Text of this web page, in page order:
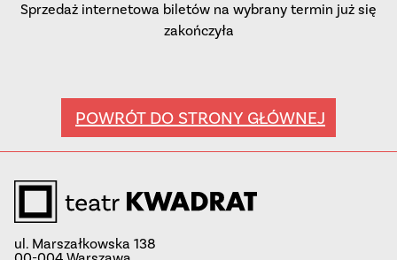
Sprzedaż internetowa biletów na wybrany termin już się
zakończyła
POWRÓT DO STRONY GŁÓWNEJ
ul. Marszałkowska 138